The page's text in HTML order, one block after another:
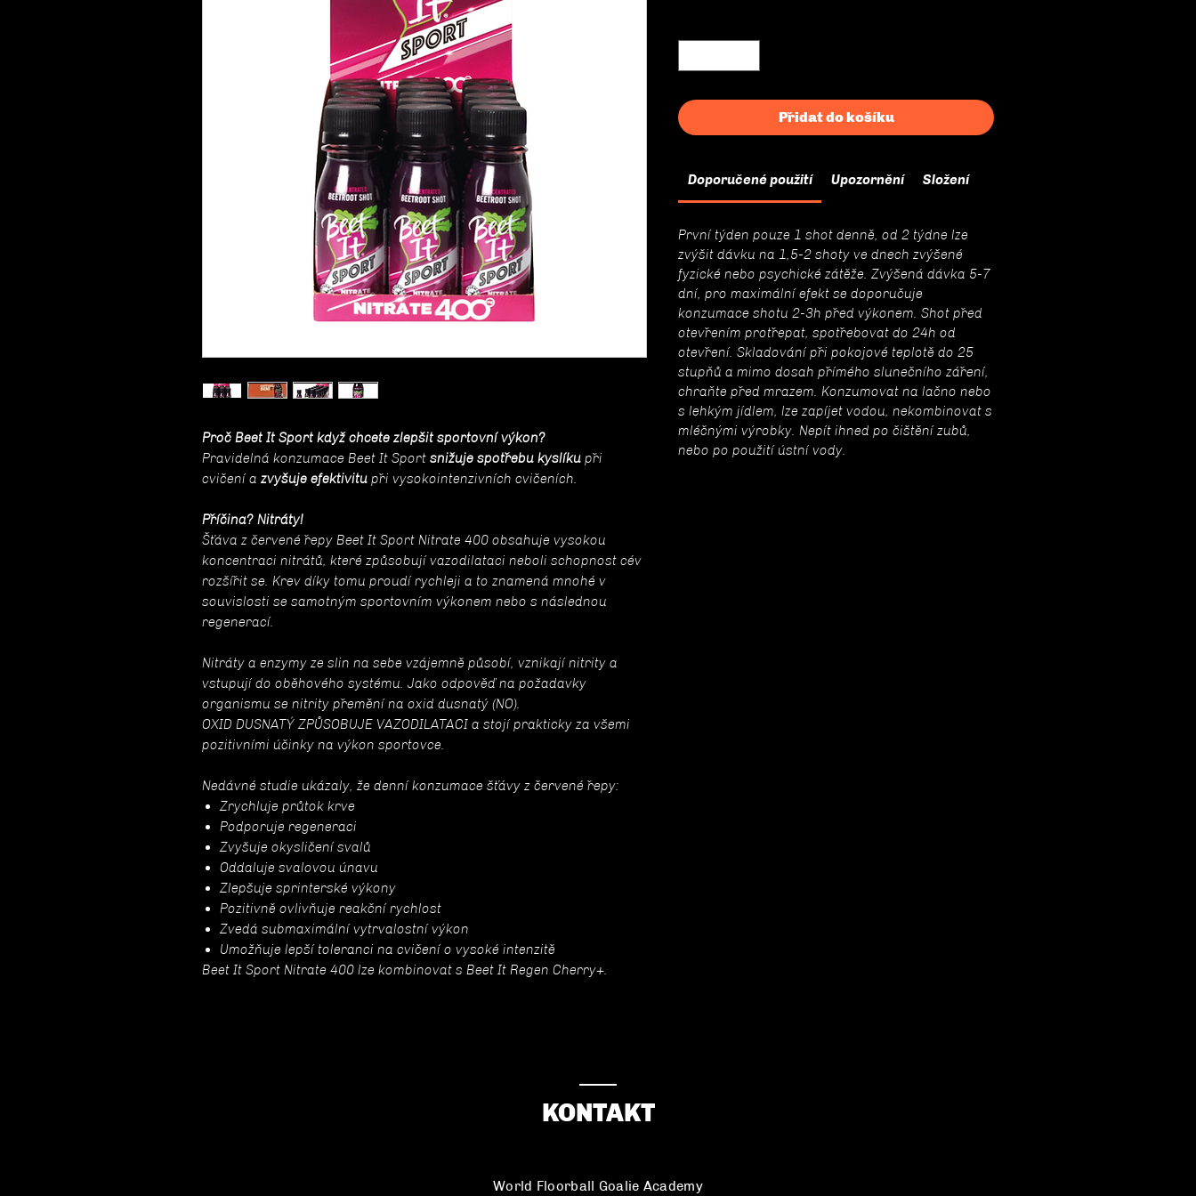
Proč Beet It Sport když chcete zlepšit sportovní výkon?
Pravidelná konzumace Beet It Sport snižuje spotřebu kyslíku při
cvičení a zvyšuje efektivitu při vysokointenzivních cvičeních.
Příčina? Nitráty!
Šťáva z červené řepy Beet It Sport Nitrate 400 obsahuje vysokou
koncentraci nitrátů, které způsobují vazodilataci neboli schopnost cév
rozšířit se. Krev díky tomu proudí rychleji a to znamená mnohé v
souvislosti se samotným sportovním výkonem nebo s následnou
regenerací.
Nitráty a enzymy ze slin na sebe vzájemně působí, vznikají nitrity a
vstupují do oběhového systému. Jako odpověď na požadavky
organismu se nitrity přemění na oxid dusnatý (NO).
OXID DUSNATÝ ZPŮSOBUJE VAZODILATACI a stojí prakticky za všemi
pozitivními účinky na výkon sportovce.
Nedávné studie ukázaly, že denní konzumace šťávy z červené řepy:
Zrychluje průtok krve
Podporuje regeneraci
Zvyšuje okysličení svalů
Oddaluje svalovou únavu
Zlepšuje sprinterské výkony
Pozitivně ovlivňuje reakční rychlost
Zvedá submaximální vytrvalostní výkon
Umožňuje lepší toleranci na cvičení o vysoké intenzitě
Beet It Sport Nitrate 400 lze kombinovat s Beet It Regen Cherry+.
Přidat do košíku
Doporučené použití Upozornění Složení
První týden pouze 1 shot denně, od 2 týdne lze
zvýšit dávku na 1,5-2 shoty ve dnech zvýšené
fyzické nebo psychické zátěže. Zvýšená dávka 5-7
dní, pro maximální efekt se doporučuje
konzumace shotu 2-3h před výkonem. Shot před
otevřením protřepat, spotřebovat do 24h od
otevření. Skladování při pokojové teplotě do 25
stupňů a mimo dosah přímého slunečního záření,
chraňte před mrazem. Konzumovat na lačno nebo
s lehkým jídlem, lze zapíjet vodou, nekombinovat s
mléčnými výrobky. Nepít ihned po čištění zubů,
nebo po použití ústní vody.
KONTAKT
World Floorball Goalie Academy